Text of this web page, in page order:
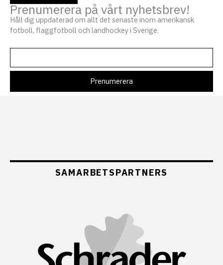
Prenumerera på vårt nyhetsbrev!
Håll dig uppdaterad om allt det senaste inom amerikansk
fotboll, flaggfotboll och landhockey i Sverige.
SAMARBETSPARTNERS